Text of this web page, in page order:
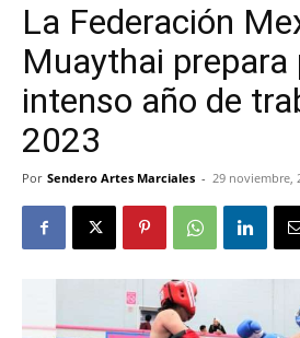
La Federación
Muaythai prepara
intenso año de
2023
Por Sendero Artes Marciales - 29 noviembre,